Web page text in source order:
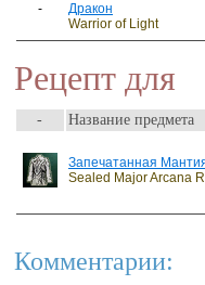
-
Дракон
Warrior of Light
Рецепт для
- Название предмета
Запечатанная
Sealed Major Arcana
Комментарии: